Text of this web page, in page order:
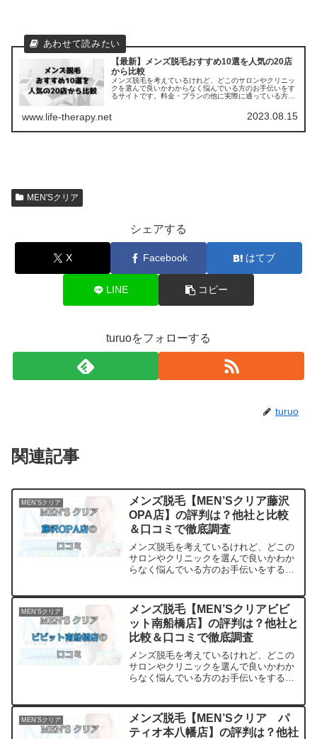
【最新】メンズ脱毛おすすめ10選を人気の20店
から比較
メンズ脱毛を考えているけれど、どこのサロンやクリニッ
クを選んで良いかわからなく悩んでいる方のお手伝いをす
るサイトです。料金・プランの他に実際に通っている方の
www.life-therapy.net 2023.08.15
MEN'Sクリア
シェアする
X Facebook はてブ
LINE コピー
turuoをフォローする
turuo
関連記事
MEN'Sクリア
メンズ脱毛【MEN’Sクリア藤沢
OPA店】の評判は？他社と比較
＆口コミで徹底調査
メンズ脱毛を考えているけれど、どこの
サロンやクリニックを選んで良いかわか
らなく悩んでいる方のお手伝いをするサ
た。他のサロンやクリニックとの比較も
できます。アクセスも解説
MEN'Sクリア
メンズ脱毛【MEN’Sクリアビビ
ット南船橋店】の評判は？他社と
比較＆口コミで徹底調査
メンズ脱毛を考えているけれど、どこの
サロンやクリニックを選んで良いかわか
らなく悩んでいる方のお手伝いをするサ
た。他のサロンやクリニックとの比較も
できます。アクセスも解説
MEN'Sクリア
メンズ脱毛【MEN’Sクリア パ
ティオ本八幡店】の評判は？他社